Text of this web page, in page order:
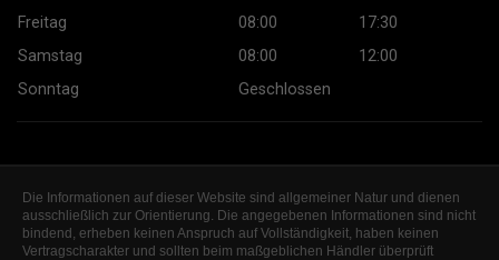
Freitag
08:00
17:30
Samstag
08:00
12:00
Sonntag
Geschlossen
Die Informationen auf dieser Website sind allgemeiner Natur und dienen
ausschließlich zur Orientierung. Die angegebenen Informationen sind nicht
bindend, erheben keinen Anspruch auf Vollständigkeit, haben keinen
Vertragscharakter und sollten beim maßgeblichen Händler überprüft